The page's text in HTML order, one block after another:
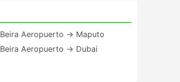
Beira Aeropuerto → Maputo
Beira Aeropuerto → Dubai